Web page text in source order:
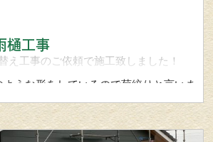
工事
え工事のご依頼で施工致しました！
ような形をしているので菊絞りと言いま
、既製品の止まりというキャップのよ
すが、金属製の軒樋の端部を折り